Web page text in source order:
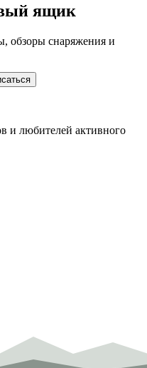
ящик
обзоры снаряжения и
и любителей активного